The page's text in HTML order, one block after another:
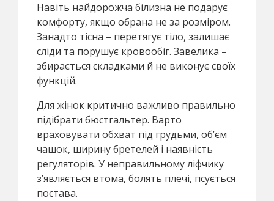
Навіть найдорожча білизна не подарує
комфорту, якщо обрана не за розміром.
Занадто тісна – перетягує тіло, залишає
сліди та порушує кровообіг. Завелика –
збирається складками й не виконує своїх
функцій.
Для жінок критично важливо правильно
підібрати бюстгальтер. Варто
враховувати обхват під грудьми, об’єм
чашок, ширину бретелей і наявність
регуляторів. У неправильному ліфчику
з’являється втома, болять плечі, псується
постава.